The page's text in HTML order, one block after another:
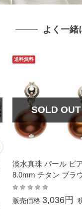
よく一緒
送料無料
SOLD OUT
淡水真珠 パール ピ
8.0mm チタン ブラ
販売価格 3,036円